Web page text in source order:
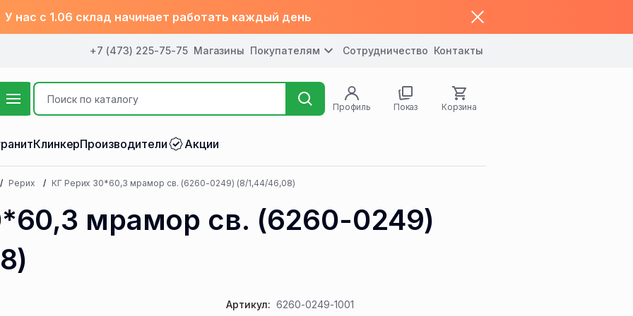
У нас с 1.06 склад начинает работать каждый день
+7 (473) 225-75-75 Магазины Покупателям Сотрудничество Контакты
Профиль Показ Корзина
КлинкерПроизводители Акции
Рерих КГ Рерих 30*60,3 мрамор св. (6260-0249) (8/1,44/46,08)
мрамор св. (6260-0249)
Артикул: 6260-0249-1001